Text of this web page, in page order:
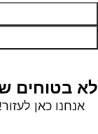
לא בטוחים
אנחנו כאן